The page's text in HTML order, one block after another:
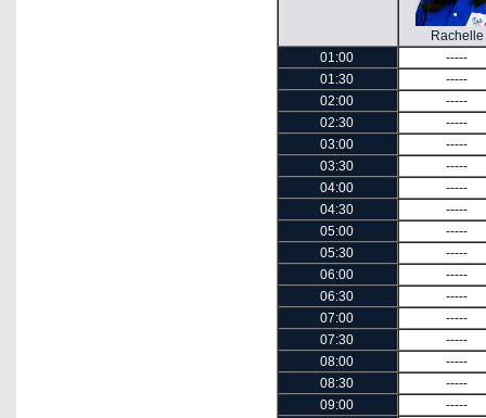
Rachelle
01:00
-----
01:30
-----
02:00
-----
02:30
-----
03:00
-----
03:30
-----
04:00
-----
04:30
-----
05:00
-----
05:30
-----
06:00
-----
06:30
-----
07:00
-----
07:30
-----
08:00
-----
08:30
-----
09:00
-----